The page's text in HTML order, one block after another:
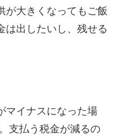
が大きくなってもご飯
は出したいし、残せる
マイナスになった場
支払う税金が減るの